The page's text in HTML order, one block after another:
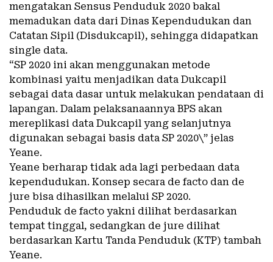
mengatakan Sensus Penduduk 2020 bakal
memadukan data dari Dinas Kependudukan dan
Catatan Sipil (Disdukcapil), sehingga didapatkan
single data.
“SP 2020 ini akan menggunakan metode
kombinasi yaitu menjadikan data Dukcapil
sebagai data dasar untuk melakukan pendataan di
lapangan. Dalam pelaksanaannya BPS akan
mereplikasi data Dukcapil yang selanjutnya
digunakan sebagai basis data SP 2020\” jelas
Yeane.
Yeane berharap tidak ada lagi perbedaan data
kependudukan. Konsep secara de facto dan de
jure bisa dihasilkan melalui SP 2020.
Penduduk de facto yakni dilihat berdasarkan
tempat tinggal, sedangkan de jure dilihat
berdasarkan Kartu Tanda Penduduk (KTP) tambah
Yeane.